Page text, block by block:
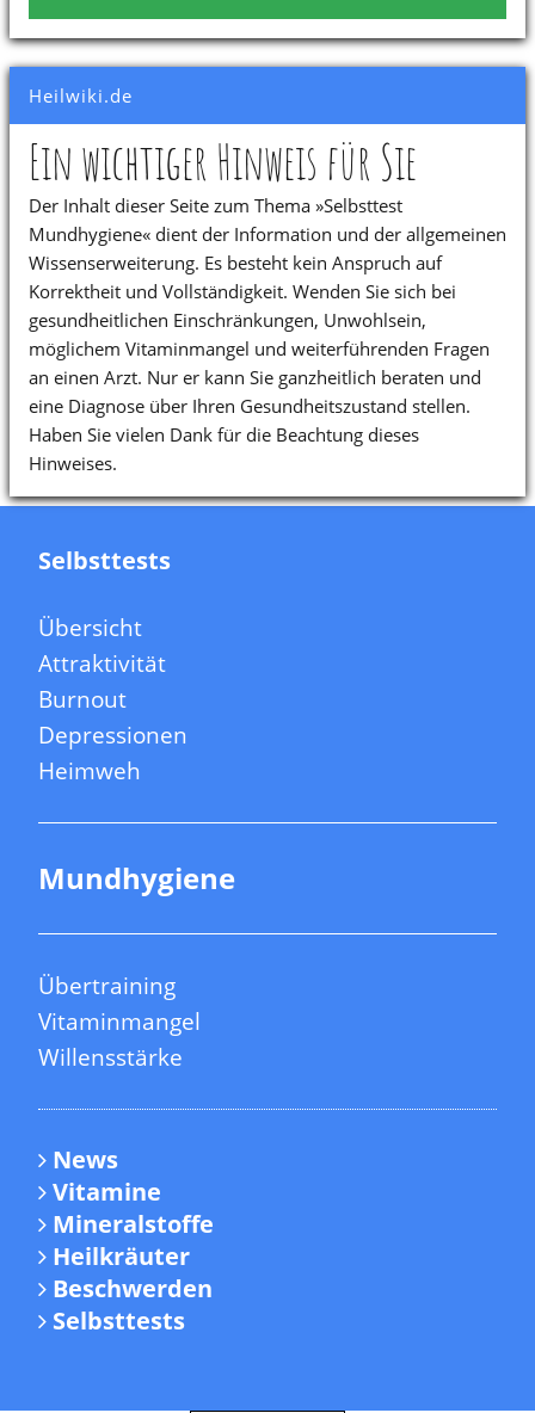
Heilwiki.de
Ein wichtiger Hinweis für Sie
Der Inhalt dieser Seite zum Thema »Selbsttest
Mundhygiene« dient der Information und der allgemeinen
Wissenserweiterung. Es besteht kein Anspruch auf
Korrektheit und Vollständigkeit. Wenden Sie sich bei
gesundheitlichen Einschränkungen, Unwohlsein,
möglichem Vitaminmangel und weiterführenden Fragen
an einen Arzt. Nur er kann Sie ganzheitlich beraten und
eine Diagnose über Ihren Gesundheitszustand stellen.
Haben Sie vielen Dank für die Beachtung dieses
Hinweises.
Selbsttests
Übersicht
Attraktivität
Burnout
Depressionen
Heimweh
Mundhygiene
Übertraining
Vitaminmangel
Willensstärke
News
Vitamine
Mineralstoffe
Heilkräuter
Beschwerden
Selbsttests